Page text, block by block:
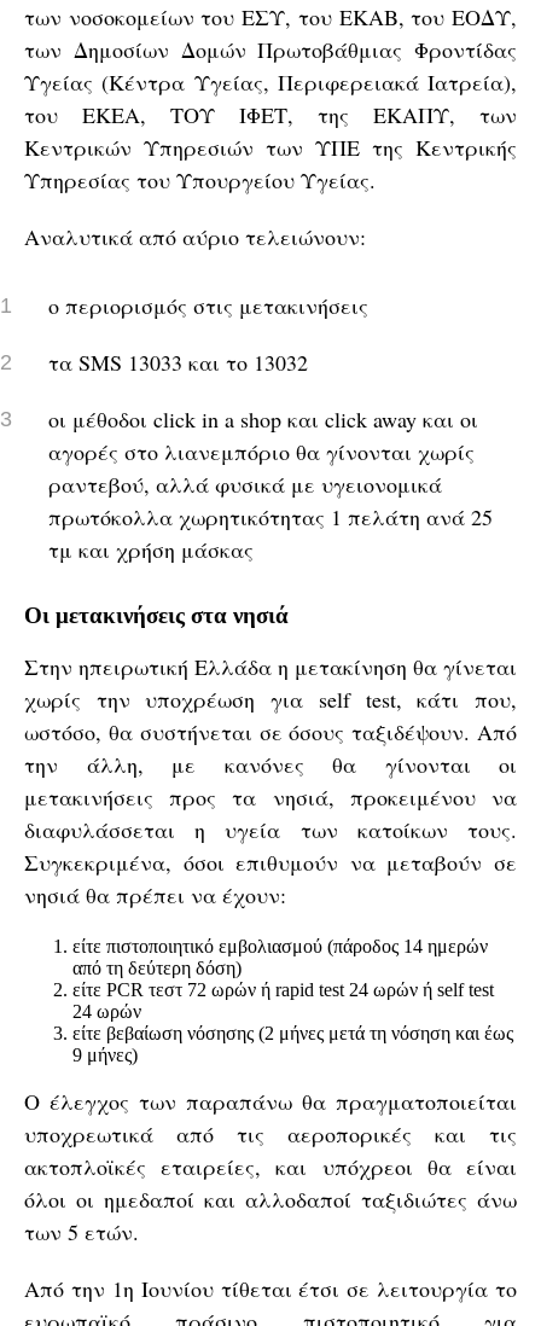
των νοσοκομείων του ΕΣΥ, του ΕΚΑΒ, του ΕΟΔΥ,
των Δημοσίων Δομών Πρωτοβάθμιας Φροντίδας
Υγείας (Κέντρα Υγείας, Περιφερειακά Ιατρεία),
του ΕΚΕΑ, ΤΟΥ ΙΦΕΤ, της ΕΚΑΠΥ, των
Κεντρικών Υπηρεσιών των ΥΠΕ της Κεντρικής
Υπηρεσίας του Υπουργείου Υγείας.
Αναλυτικά από αύριο τελειώνουν:
ο περιορισμός στις μετακινήσεις
τα SMS 13033 και το 13032
οι μέθοδοι click in a shop και click away και οι
αγορές στο λιανεμπόριο θα γίνονται χωρίς
ραντεβού, αλλά φυσικά με υγειονομικά
πρωτόκολλα χωρητικότητας 1 πελάτη ανά 25
τμ και χρήση μάσκας
Οι μετακινήσεις στα νησιά
Στην ηπειρωτική Ελλάδα η μετακίνηση θα γίνεται
χωρίς την υποχρέωση για self test, κάτι που,
ωστόσο, θα συστήνεται σε όσους ταξιδέψουν. Από
την άλλη, με κανόνες θα γίνονται οι
μετακινήσεις προς τα νησιά, προκειμένου να
διαφυλάσσεται η υγεία των κατοίκων τους.
Συγκεκριμένα, όσοι επιθυμούν να μεταβούν σε
νησιά θα πρέπει να έχουν:
είτε πιστοποιητικό εμβολιασμού (πάροδος 14 ημερών
από τη δεύτερη δόση)
είτε PCR τεστ 72 ωρών ή rapid test 24 ωρών ή self test
24 ωρών
είτε βεβαίωση νόσησης (2 μήνες μετά τη νόσηση και έως
9 μήνες)
Ο έλεγχος των παραπάνω θα πραγματοποιείται
υποχρεωτικά από τις αεροπορικές και τις
ακτοπλοϊκές εταιρείες, και υπόχρεοι θα είναι
όλοι οι ημεδαποί και αλλοδαποί ταξιδιώτες άνω
των 5 ετών.
Από την 1η Ιουνίου τίθεται έτσι σε λειτουργία το